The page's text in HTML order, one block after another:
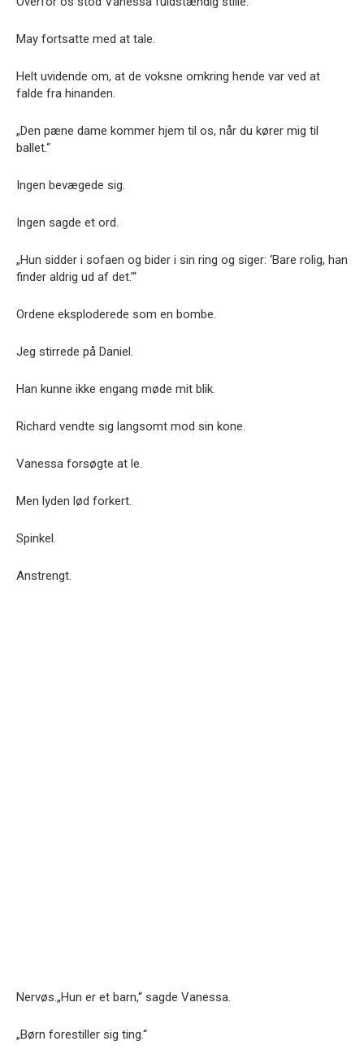
May fortsatte med at tale.
Helt uvidende om, at de voksne omkring hende var ved at
falde fra hinanden.
„Den pæne dame kommer hjem til os, når du kører mig til
ballet.“
Ingen bevægede sig.
Ingen sagde et ord.
„Hun sidder i sofaen og bider i sin ring og siger: ‘Bare rolig, han
finder aldrig ud af det.’“
Ordene eksploderede som en bombe.
Jeg stirrede på Daniel.
Han kunne ikke engang møde mit blik.
Richard vendte sig langsomt mod sin kone.
Vanessa forsøgte at le.
Men lyden lød forkert.
Spinkel.
Anstrengt.
Nervøs.„Hun er et barn,“ sagde Vanessa.
„Børn forestiller sig ting.“